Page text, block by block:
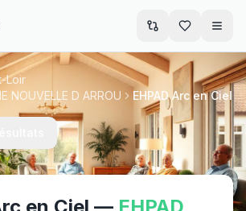
Loir
NOUVELLE D ARROU
EHPAD Arc en Ciel